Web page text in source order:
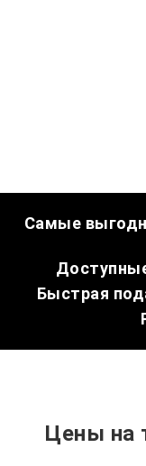
Самые
Быстрая
Цены на